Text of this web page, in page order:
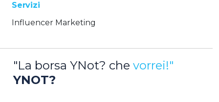
Servizi
Influencer Marketing
"La borsa YNot? che vorrei!"
YNOT?